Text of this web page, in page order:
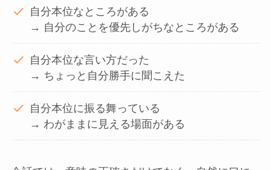
自分本位なところがある
→ 自分のことを優先しがちなところがある
自分本位な言い方だった
→ ちょっと自分勝手に聞こえた
自分本位に振る舞っている
→ わがままに見える場面がある